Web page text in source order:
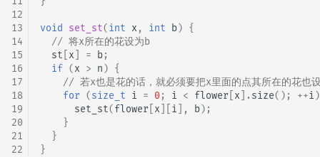
12
13
14
15
16
17
18
19
20
21
22
void set_st(int x, int b) {
// 将x所在的花设为b
st x = b;
if (x > n) {
// 若x也是花的话，就必须要把x里面的点其所在的花也
for (size_t i = 0; i < flower x ].size(); ++i)
set_st(flower x i ], b);
}
}
}